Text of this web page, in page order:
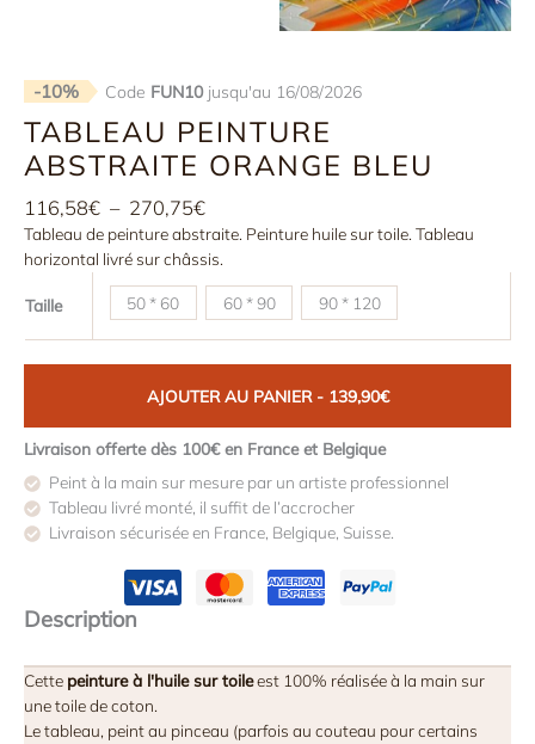
-10% Code FUN10jusqu'au 16/08/2026
TABLEAU PEINTURE
ABSTRAITE ORANGE BLEU
116,58€ – 270,75€Plage
de
prix :
116,58€
Tableau de peinture abstraite. Peinture huile sur toile. Tableau
horizontal livré sur châssis.
Taille 50 * 60 60 * 90 90 * 120
AJOUTER AU PANIER - 139,90€
Livraison offerte dès 100€ en France et Belgique
Peint à la main sur mesure par un artiste professionnel
Tableau livré monté, il suffit de l’accrocher
Livraison sécurisée en France, Belgique, Suisse.
Description
Cette peinture à l'huile sur toileest 100% réalisée à la main sur
une toile de coton.
Le tableau, peint au pinceau (parfois au couteau pour certains